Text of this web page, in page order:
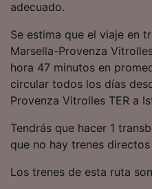
adecuado.
Se estima que el viaje en
Marsella-Provenza
hora 47 minutos en
circular todos los días
Provenza Vitrolles TER a
Tendrás que hacer 1
que no hay trenes
Los trenes de esta ruta
precisa. Analizar
identificación.
dispositivo y/o
contenido
publicidad y
audiencia y desarrollo